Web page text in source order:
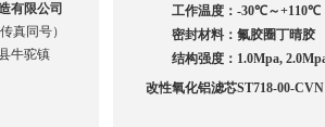
工作温度： -30℃～+110℃
密封材料：氟胶圈丁晴胶
结构强度： 1.0Mpa,
改性氧化铝滤芯ST718-00-CVN
有限公司
真同号）
牛驼镇